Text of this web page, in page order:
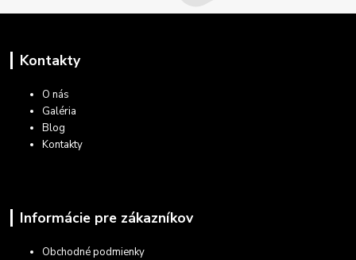
Kontakty
O nás
Galéria
Blog
Kontakty
Informácie pre zákazníkov
Obchodné podmienky